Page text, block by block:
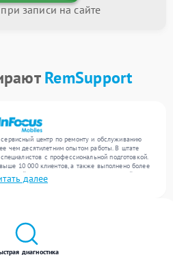
записи на сайте
RemSupport
центр по ремонту и обслуживанию
чем десятилетним опытом работы. В штате
с профессиональной подготовкой.
10 000 клиентов, а также выполнено более
центр поступает более 300 устройств,
уровня сложности и поддерживаем
далее
диагностика